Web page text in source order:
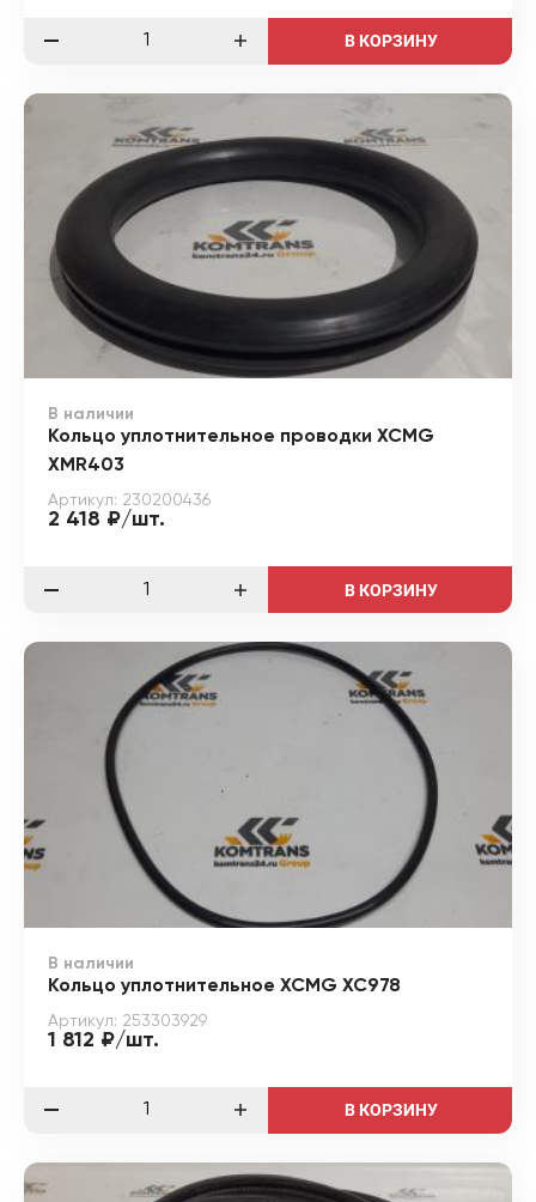
В КОРЗИНУ
В наличии
Кольцо уплотнительное проводки XCMG
XMR403
Артикул: 230200436
2 418 ₽/шт.
В КОРЗИНУ
В наличии
Кольцо уплотнительное XCMG XC978
Артикул: 253303929
1 812 ₽/шт.
В КОРЗИНУ